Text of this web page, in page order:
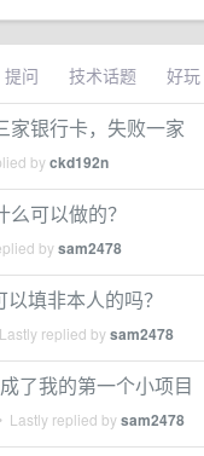
提问 技术话题 好玩
家银行卡，失败一家
byckd192n
可以做的？
bysam2478
填非本人的吗？
replied bysam2478
了我的第一个小项目
• Lastly replied bysam2478